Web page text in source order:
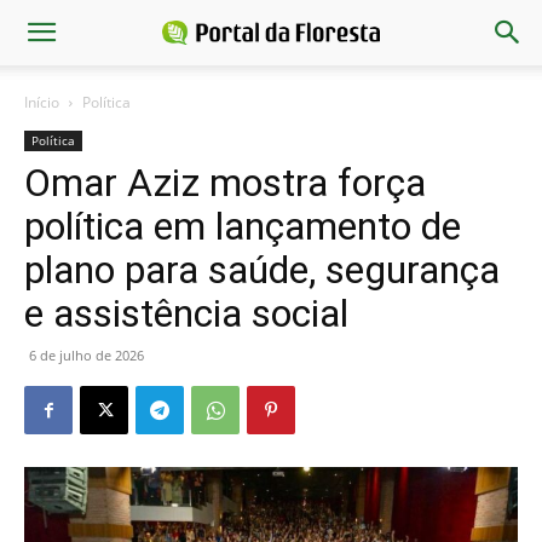
Início Política
Política
Omar Aziz mostra força
política em lançamento de
plano para saúde, segurança
e assistência social
6 de julho de 2026